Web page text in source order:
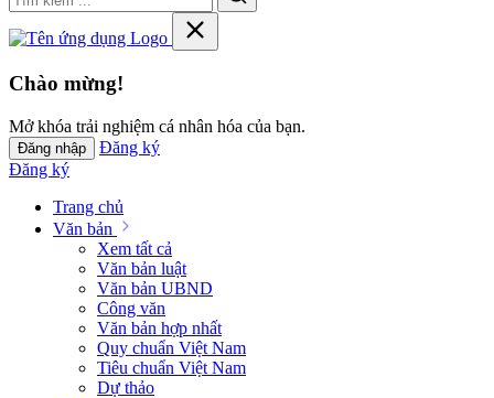
Chào mừng!
Mở khóa trải nghiệm cá nhân hóa của bạn.
Đăng nhập
Đăng ký
Đăng ký
Trang chủ
Văn bản
Xem tất cả
Văn bản luật
Văn bản UBND
Công văn
Văn bản hợp nhất
Quy chuẩn Việt Nam
Tiêu chuẩn Việt Nam
Dự thảo